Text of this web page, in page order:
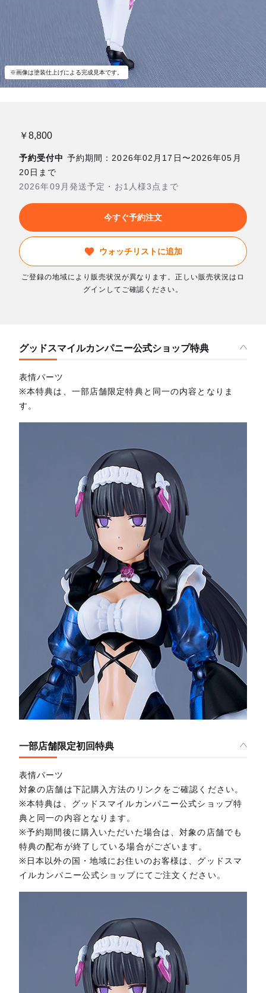
※画像は塗装仕上げによる完成見本です。
￥8,800
予約受付中 予約期間：2026年02月17日〜2026年05月
20日まで
2026年09月発送予定・お1人様3点まで
今すぐ予約注文
ウォッチリストに追加
ご登録の地域により販売状況が異なります。正しい販売状況はロ
グインしてご確認ください。
グッドスマイルカンパニー公式ショップ特典
表情パーツ
※本特典は、一部店舗限定特典と同一の内容となりま
す。
一部店舗限定初回特典
表情パーツ
対象の店舗は下記購入方法のリンクをご確認ください。
※本特典は、グッドスマイルカンパニー公式ショップ特
典と同一の内容となります。
※予約期間後に購入いただいた場合は、対象の店舗でも
特典の配布が終了している場合がございます。
※日本以外の国・地域にお住いのお客様は、グッドスマ
イルカンパニー公式ショップにてご注文ください。